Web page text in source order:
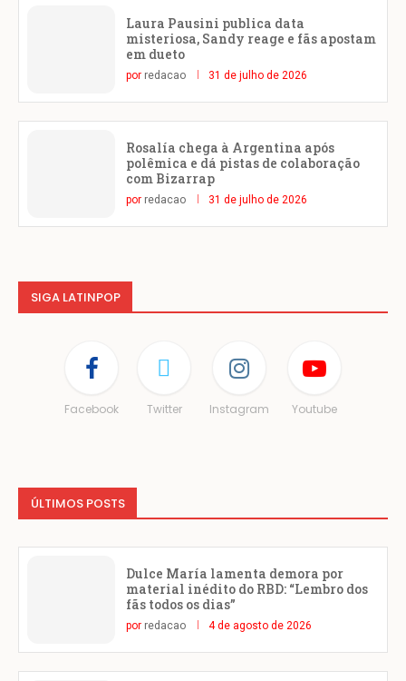
Laura Pausini publica data
misteriosa, Sandy reage e fãs apostam
em dueto
por redacao 31 de julho de 2026
Rosalía chega à Argentina após
polêmica e dá pistas de colaboração
com Bizarrap
por redacao 31 de julho de 2026
SIGA LATINPOP
Facebook Twitter Instagram Youtube
ÚLTIMOS POSTS
Dulce María lamenta demora por
material inédito do RBD: “Lembro dos
fãs todos os dias”
por redacao 4 de agosto de 2026